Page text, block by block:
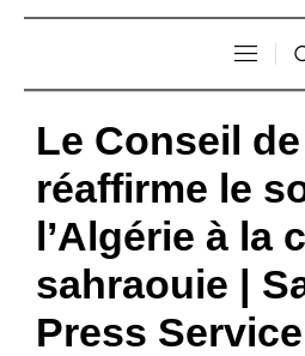
Le Conseil
réaffirme le
l’Algérie à la
sahraouie |
Press Service